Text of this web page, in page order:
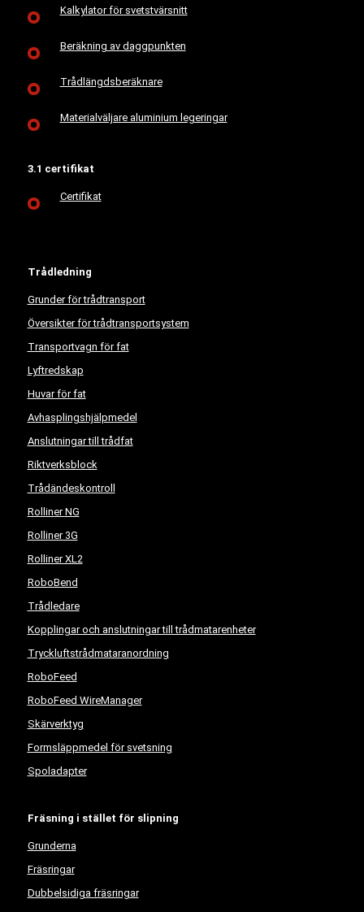
Kalkylator för svetstvärsnitt
Beräkning av daggpunkten
Trådlängdsberäknare
Materialväljare aluminium legeringar
3.1 certifikat
Certifikat
Trådledning
Grunder för trådtransport
Översikter för trådtransportsystem
Transportvagn för fat
Lyftredskap
Huvar för fat
Avhasplingshjälpmedel
Anslutningar till trådfat
Riktverksblock
Trådändeskontroll
Rolliner NG
Rolliner 3G
Rolliner XL2
RoboBend
Trådledare
Kopplingar och anslutningar till trådmatarenheter
Tryckluftstrådmataranordning
RoboFeed
RoboFeed WireManager
Skärverktyg
Formsläppmedel för svetsning
Spoladapter
Fräsning i stället för slipning
Grunderna
Fräsringar
Dubbelsidiga fräsringar